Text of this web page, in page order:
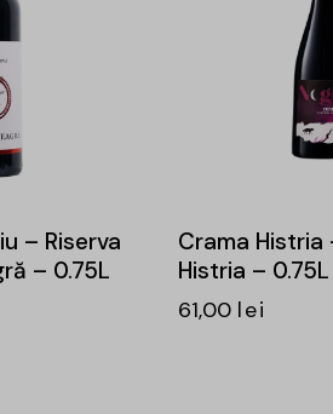
– Riserva
– 0.75L
Crama Histria
Histria – 0.75L
61,00 lei